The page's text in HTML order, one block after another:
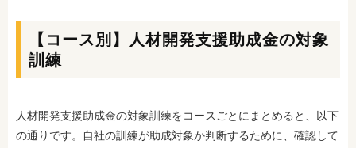
【コース別】人材開発支援助成金の対象
訓練
人材開発支援助成金の対象訓練をコースごとにまとめると、以下
の通りです。自社の訓練が助成対象か判断するために、確認して